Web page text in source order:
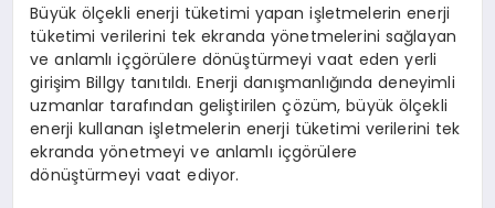
Büyük ölçekli enerji tüketimi yapan işletmelerin enerji
tüketimi verilerini tek ekranda yönetmelerini sağlayan
ve anlamlı içgörülere dönüştürmeyi vaat eden yerli
girişim Billgy tanıtıldı. Enerji danışmanlığında deneyimli
uzmanlar tarafından geliştirilen çözüm, büyük ölçekli
enerji kullanan işletmelerin enerji tüketimi verilerini tek
ekranda yönetmeyi ve anlamlı içgörülere
dönüştürmeyi vaat ediyor.